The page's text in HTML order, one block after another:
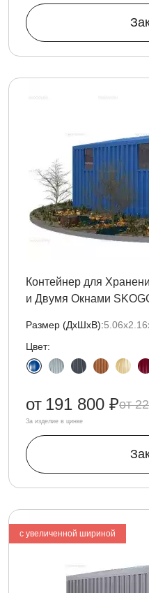
Контейнер для
и Двумя Окнами
Размер (ДxШxВ):
Цвет:
от 191 800 ₽
За изделие в цинке
с увеличенной шириной